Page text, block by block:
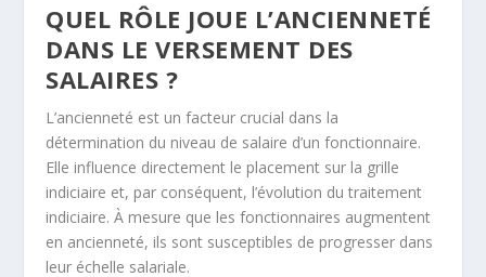
QUEL RÔLE JOUE L’ANCIENNETÉ
DANS LE VERSEMENT DES
SALAIRES ?
L’ancienneté est un facteur crucial dans la
détermination du niveau de salaire d’un fonctionnaire.
Elle influence directement le placement sur la grille
indiciaire et, par conséquent, l’évolution du traitement
indiciaire. À mesure que les fonctionnaires augmentent
en ancienneté, ils sont susceptibles de progresser dans
leur échelle salariale.